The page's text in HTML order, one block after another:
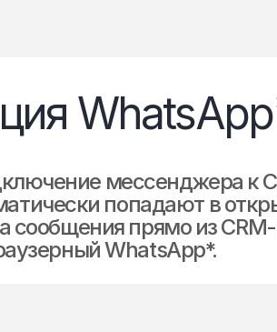
WhatsApp
мессенджера к
попадают в
прямо из
WhatsApp*.